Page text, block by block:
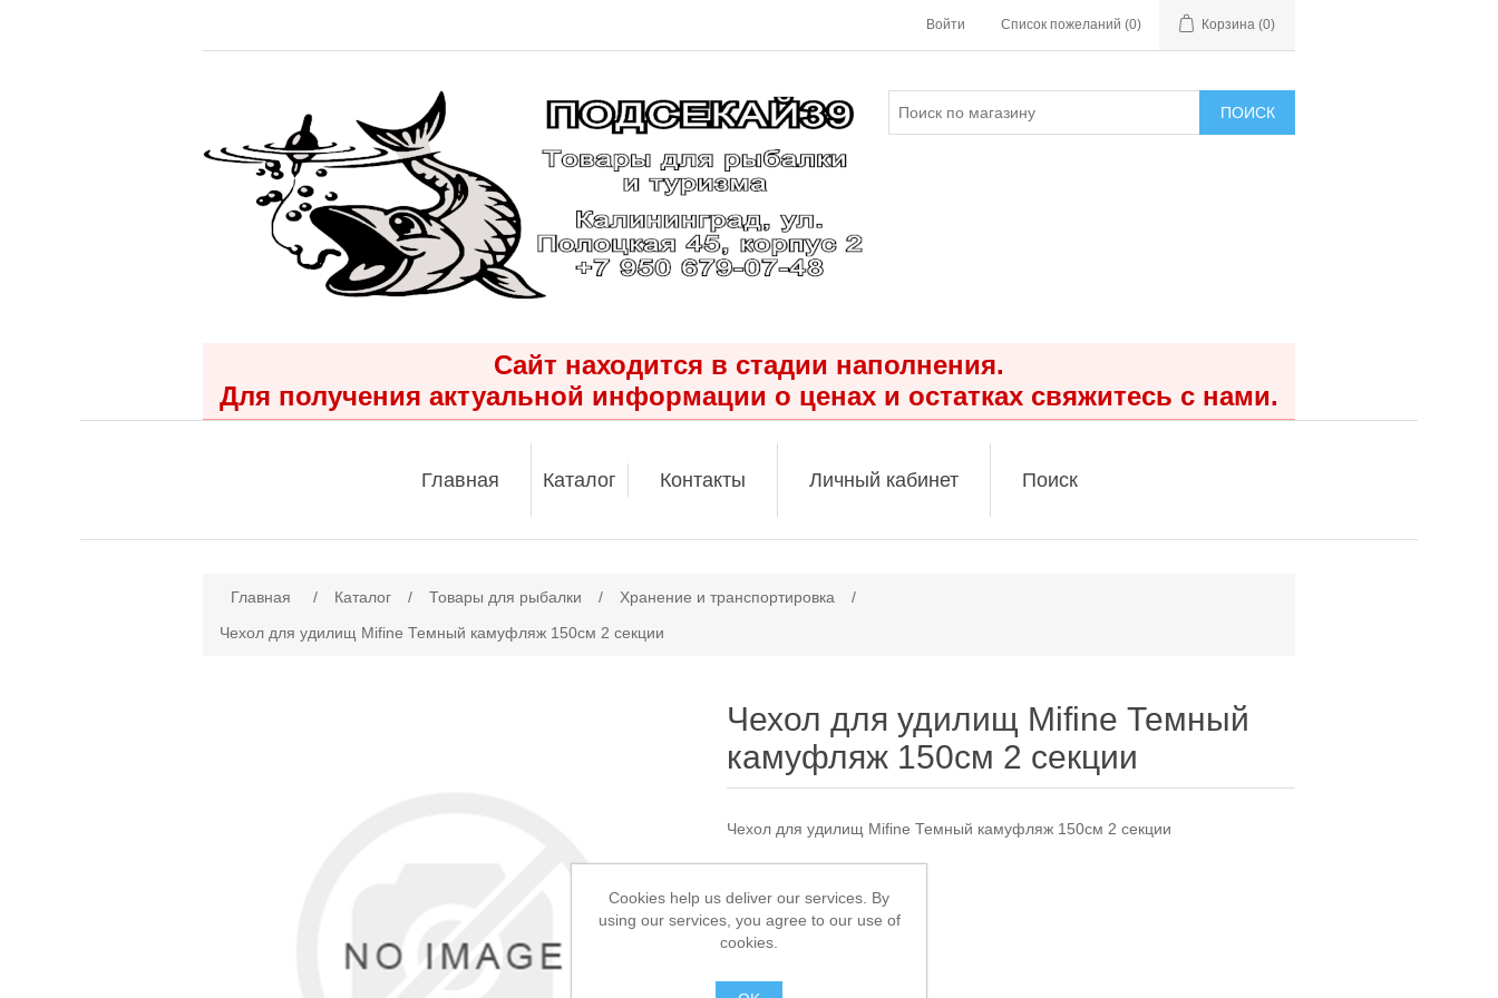
Войти Список пожеланий (0) Корзина (0)
ПОИСК
Сайт находится в стадии наполнения.
Для получения актуальной информации о ценах и остатках свяжитесь с нами.
Главная Каталог Контакты Личный кабинет Поиск
Главная / Каталог / Товары для рыбалки / Хранение и транспортировка
/
Чехол для удилищ Mifine Темный камуфляж 150см 2 секции
Чехол для удилищ Mifine Темный
камуфляж 150см 2 секции
Чехол для удилищ Mifine Темный камуфляж 150см 2 секции
1 000,00 ₽
Cookies help us deliver our services. By
using our services, you agree to our use of
cookies.